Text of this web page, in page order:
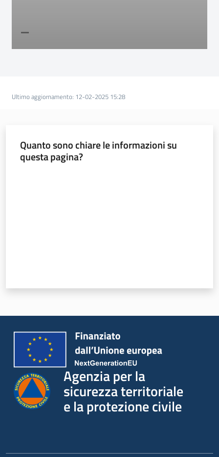
Ultimo aggiornamento: 12-02-2025 15:28
Quanto sono chiare le informazioni su
questa pagina?
Agenzia per la
sicurezza territoriale
e la protezione civile